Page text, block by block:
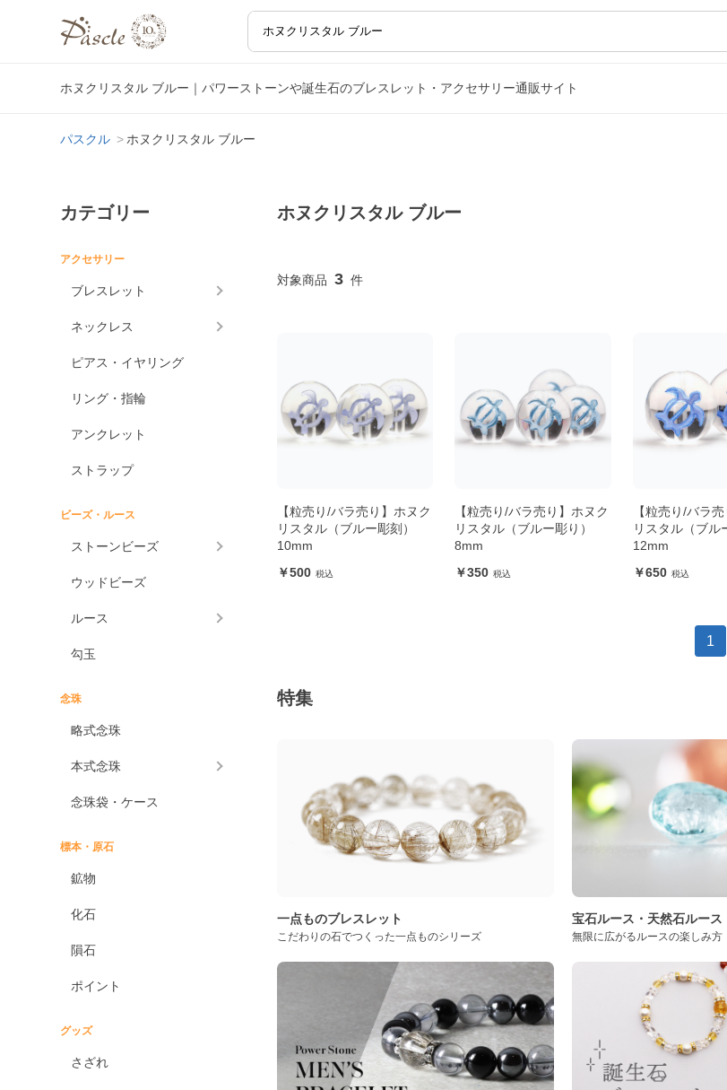
ホヌクリスタル ブルー｜パワーストーンや誕生石のブレスレット・アクセサリー通販サイト
パスクル ホヌクリスタル ブルー
カテゴリー
アクセサリー
ブレスレット
ネックレス
ピアス・イヤリング
リング・指輪
アンクレット
ストラップ
ビーズ・ルース
ストーンビーズ
ウッドビーズ
ルース
勾玉
念珠
略式念珠
本式念珠
念珠袋・ケース
標本・原石
鉱物
化石
隕石
ポイント
グッズ
さざれ
ホヌクリスタル ブルー
3
【粒売り/バラ売り】ホヌク
リスタル（ブルー彫刻）
10mm
500
【粒売り/バラ売り】ホヌク
リスタル（ブルー彫り）
8mm
350
【粒売り/バラ
リスタル（ブル
12mm
650
1
特集
一点ものブレスレット
こだわりの石でつくった一点ものシリーズ
宝石ルース・天然石ルース
無限に広がるルースの楽しみ方